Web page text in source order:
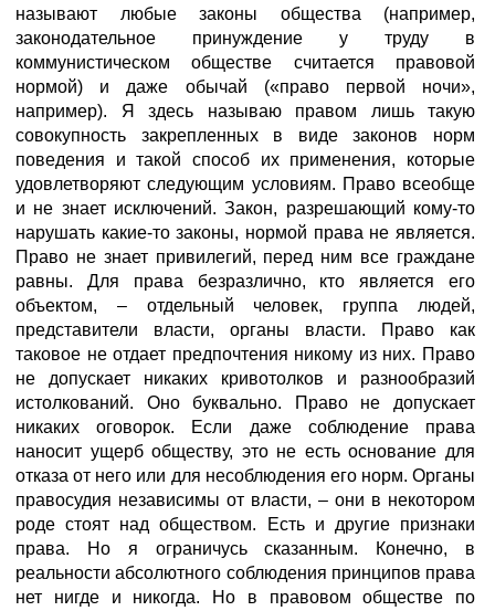
называют любые законы общества (например,
законодательное принуждение у труду в
коммунистическом обществе считается правовой
нормой) и даже обычай («право первой ночи»,
например). Я здесь называю правом лишь такую
совокупность закрепленных в виде законов норм
поведения и такой способ их применения, которые
удовлетворяют следующим условиям. Право всеобще
и не знает исключений. Закон, разрешающий кому-то
нарушать какие-то законы, нормой права не является.
Право не знает привилегий, перед ним все граждане
равны. Для права безразлично, кто является его
объектом, – отдельный человек, группа людей,
представители власти, органы власти. Право как
таковое не отдает предпочтения никому из них. Право
не допускает никаких кривотолков и разнообразий
истолкований. Оно буквально. Право не допускает
никаких оговорок. Если даже соблюдение права
наносит ущерб обществу, это не есть основание для
отказа от него или для несоблюдения его норм. Органы
правосудия независимы от власти, – они в некотором
роде стоят над обществом. Есть и другие признаки
права. Но я ограничусь сказанным. Конечно, в
реальности абсолютного соблюдения принципов права
нет нигде и никогда. Но в правовом обществе по